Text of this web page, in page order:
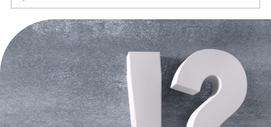
BISTRO4U
WISSENSWERTES
KENNZEICHNUNG & MENÜLINIEN